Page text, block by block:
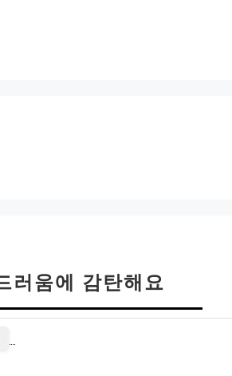
러움에 감탄해요